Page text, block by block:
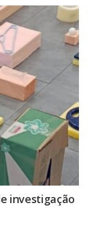
investigação